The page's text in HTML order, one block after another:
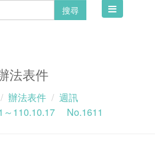
搜尋
Toggle
法表件
辦法表件
週訊
～110.10.17 No.1611